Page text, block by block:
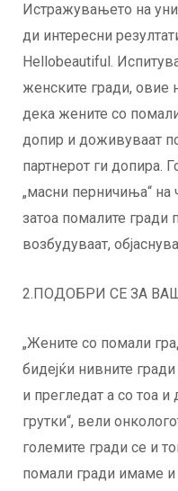
Истражувањето на
ди интересни
Hellobeautiful.
женските гради, овие
дека жените со
допир и доживуваат
партнерот ги допира.
„масни перничиња“ на
затоа помалите гради
возбудуваат,
2.ПОДОБРИ СЕ ЗА
„Жените со помали
бидејќи нивните
и прегледат а со тоа и
грутки“, вели
големите гради се и
помали гради имаме